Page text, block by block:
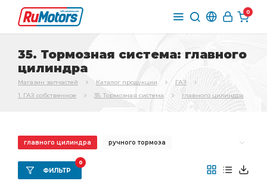
0
35. Тормозная система: главного
цилиндра
Магазин запчастей Каталог продукции
ГАЗ
1. ГАЗ собственное
35. Тормозная система главного цилиндра
главного цилиндра ручного тормоза
переднего тормоза
Трос ручного тормоза
ФИЛЬТР
0